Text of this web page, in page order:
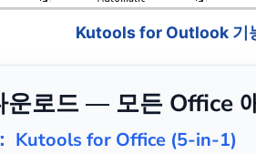
Kutools for Outlook 기
운로드 — 모든 Office
Kutools for Office (5-in-1)